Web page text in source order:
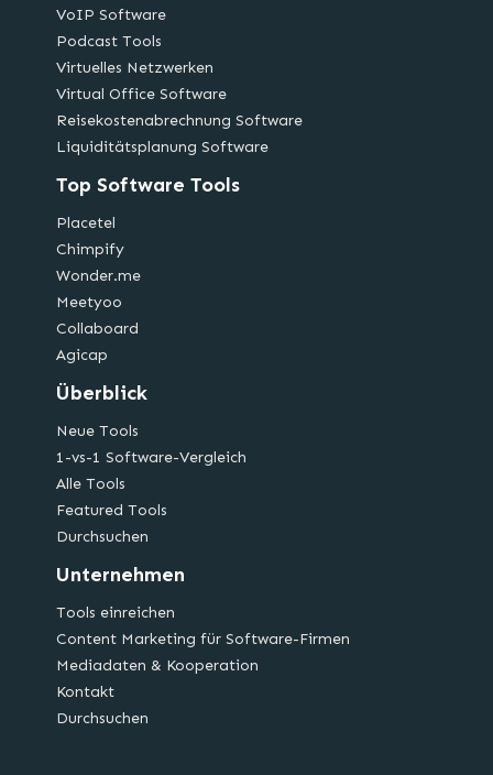
VoIP Software
Podcast Tools
Virtuelles Netzwerken
Virtual Office Software
Reisekostenabrechnung Software
Liquiditätsplanung Software
Top Software Tools
Placetel
Chimpify
Wonder.me
Meetyoo
Collaboard
Agicap
Überblick
Neue Tools
1-vs-1 Software-Vergleich
Alle Tools
Featured Tools
Durchsuchen
Unternehmen
Tools einreichen
Content Marketing für Software-Firmen
Mediadaten & Kooperation
Kontakt
Durchsuchen